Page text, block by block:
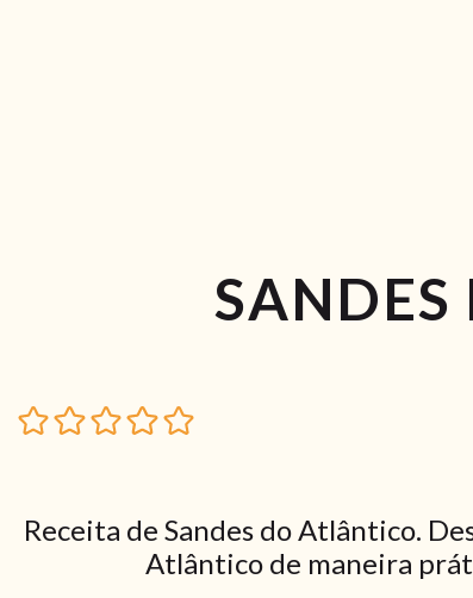
Receita de Sandes do Atlântico.
Atlântico de maneira